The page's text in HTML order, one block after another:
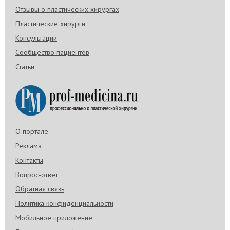
Отзывы о пластических хирургах
Пластические хирурги
Консультации
Сообщество пациентов
Статьи
О портале
Реклама
Контакты
Вопрос-ответ
Обратная связь
Политика конфиденциальности
Мобильное приложение